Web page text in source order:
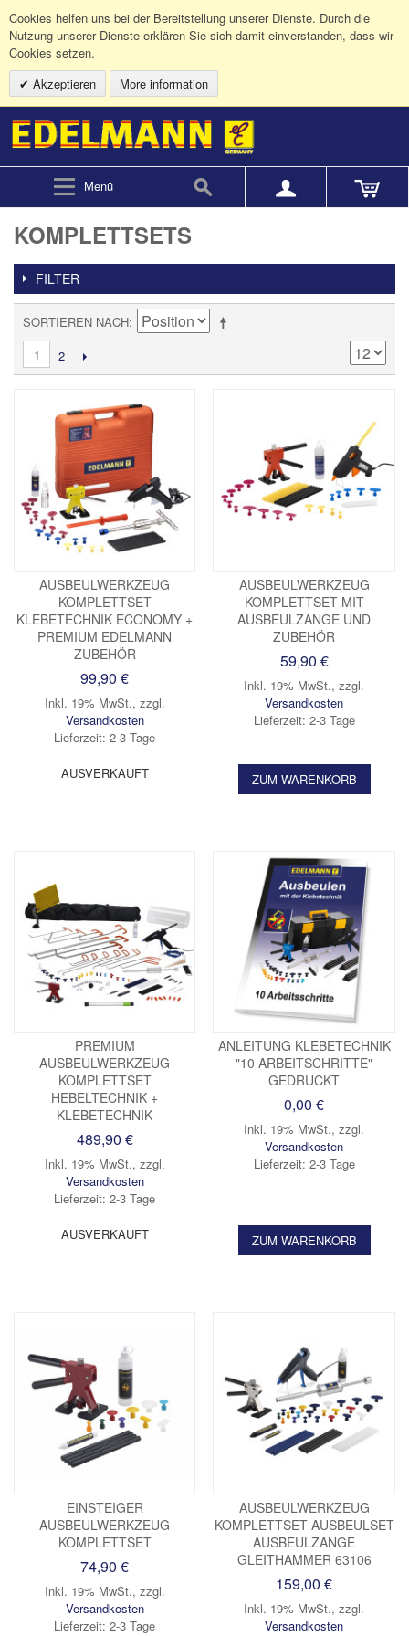
Cookies helfen uns bei der Bereitstellung unserer Dienste. Durch die
Nutzung unserer Dienste erklären Sie sich damit einverstanden, dass wir
Cookies setzen.
Akzeptieren
More information
Menü
KOMPLETTSETS
FILTER
SORTIEREN NACH
1
2
AUSBEULWERKZEUG
KOMPLETTSET
KLEBETECHNIK ECONOMY +
PREMIUM EDELMANN
ZUBEHÖR
99,90 €
Inkl. 19% MwSt., zzgl.
Versandkosten
Lieferzeit: 2-3 Tage
AUSVERKAUFT
AUSBEULWERKZEUG
KOMPLETTSET MIT
AUSBEULZANGE UND
ZUBEHÖR
59,90 €
Inkl. 19% MwSt.,zzgl.
Versandkosten
Lieferzeit: 2-3 Tage
ZUM WARENKORB
PREMIUM
AUSBEULWERKZEUG
KOMPLETTSET
HEBELTECHNIK +
KLEBETECHNIK
489,90 €
Inkl. 19% MwSt., zzgl.
Versandkosten
Lieferzeit: 2-3 Tage
AUSVERKAUFT
ANLEITUNG KLEBETECHNIK
"10 ARBEITSCHRITTE"
GEDRUCKT
0,00 €
Inkl. 19% MwSt.,zzgl.
Versandkosten
Lieferzeit: 2-3 Tage
ZUM WARENKORB
EINSTEIGER
AUSBEULWERKZEUG
KOMPLETTSET
74,90 €
Inkl. 19% MwSt., zzgl.
Versandkosten
Lieferzeit: 2-3 Tage
AUSBEULWERKZEUG
KOMPLETTSET AUSBEULSET
AUSBEULZANGE
GLEITHAMMER 63106
159,00 €
Inkl. 19% MwSt.,zzgl.
Versandkosten